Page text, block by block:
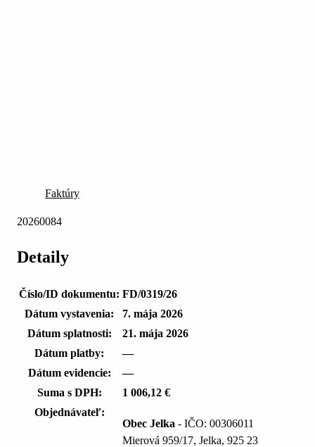
Faktúry
20260084
Detaily
Číslo/ID dokumentu: FD/0319/26
Dátum vystavenia:
7. mája 2026
Dátum splatnosti:
21. mája 2026
Dátum platby:
—
Dátum evidencie:
—
Suma s DPH:
1 006,12 €
Objednávateľ:
Obec Jelka - IČO: 00306011
Mierová 959/17, Jelka, 925 23